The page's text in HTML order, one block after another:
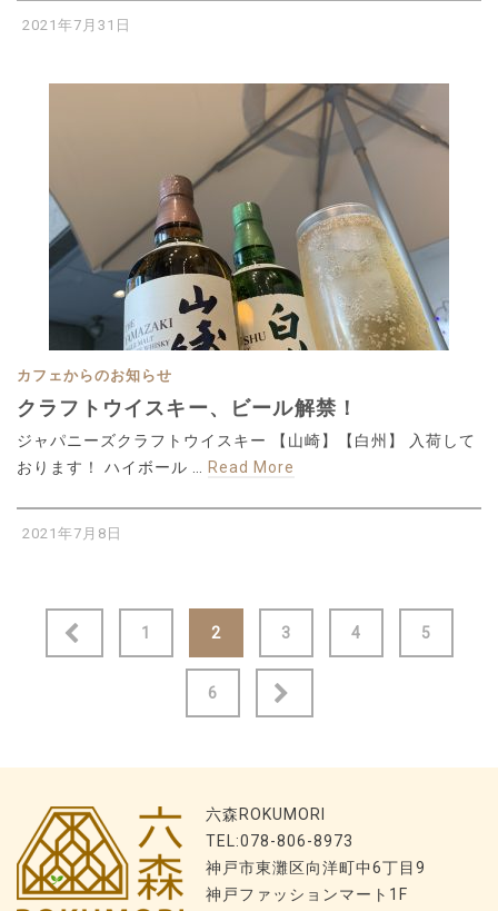
2021年7月31日
カフェからのお知らせ
クラフトウイスキー、ビール解禁！
ジャパニーズクラフトウイスキー 【山崎】【白州】 入荷して
おります！ ハイボール …
Read More
2021年7月8日
ビ
ゲ
ー
1 2 3 4 5
6
六森ROKUMORI
TEL:078-806-8973
神戸市東灘区向洋町中6丁目9
神戸ファッションマート1F